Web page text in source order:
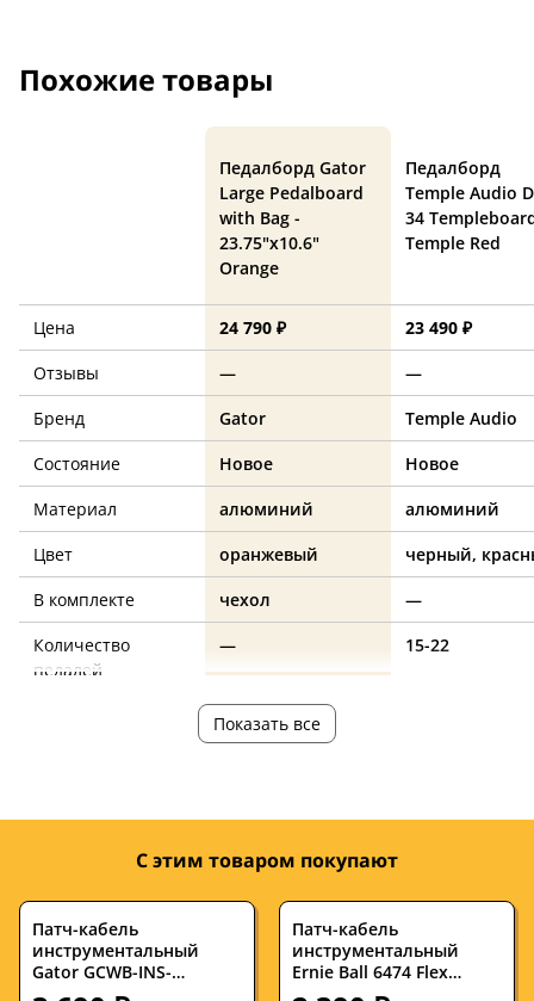
Похожие товары
Педалборд Gator
Large Pedalboard
with Bag -
23.75"x10.6"
Orange
Педалборд
Temple Audio
34
Temple Red
Цена 24 790 ₽
23 490 ₽
Отзывы
—
—
Бренд
Gator
Temple Audio
Состояние
Новое
Новое
Материал
алюминий
алюминий
Цвет
оранжевый
черный,
В комплекте
чехол
—
Количество
педалей
— 15-22
Показать все
С этим товаром покупают
Патч-кабель
инструментальный
Gator GCWB-INS-
6INRA3PK Backline Series
Патч-кабель
инструментальный
Ernie Ball 6474 Flex
Cables Neon Green 0.076